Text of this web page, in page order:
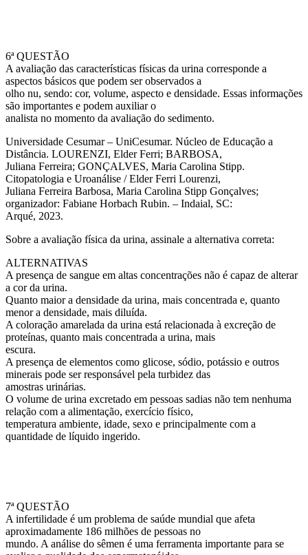
6ª QUESTÃO
A avaliação das características físicas da urina corresponde a
aspectos básicos que podem ser observados a
olho nu, sendo: cor, volume, aspecto e densidade. Essas informações
são importantes e podem auxiliar o
analista no momento da avaliação do sedimento.
Universidade Cesumar – UniCesumar. Núcleo de Educação a
Distância. LOURENZI, Elder Ferri; BARBOSA,
Juliana Ferreira; GONÇALVES, Maria Carolina Stipp.
Citopatologia e Uroanálise / Elder Ferri Lourenzi,
Juliana Ferreira Barbosa, Maria Carolina Stipp Gonçalves;
organizador: Fabiane Horbach Rubin. – Indaial, SC:
Arqué, 2023.
Sobre a avaliação física da urina, assinale a alternativa correta:
ALTERNATIVAS
A presença de sangue em altas concentrações não é capaz de alterar
a cor da urina.
Quanto maior a densidade da urina, mais concentrada e, quanto
menor a densidade, mais diluída.
A coloração amarelada da urina está relacionada à excreção de
proteínas, quanto mais concentrada a urina, mais
escura.
A presença de elementos como glicose, sódio, potássio e outros
minerais pode ser responsável pela turbidez das
amostras urinárias.
O volume de urina excretado em pessoas sadias não tem nenhuma
relação com a alimentação, exercício físico,
temperatura ambiente, idade, sexo e principalmente com a
quantidade de líquido ingerido.
7ª QUESTÃO
A infertilidade é um problema de saúde mundial que afeta
aproximadamente 186 milhões de pessoas no
mundo. A análise do sêmen é uma ferramenta importante para se